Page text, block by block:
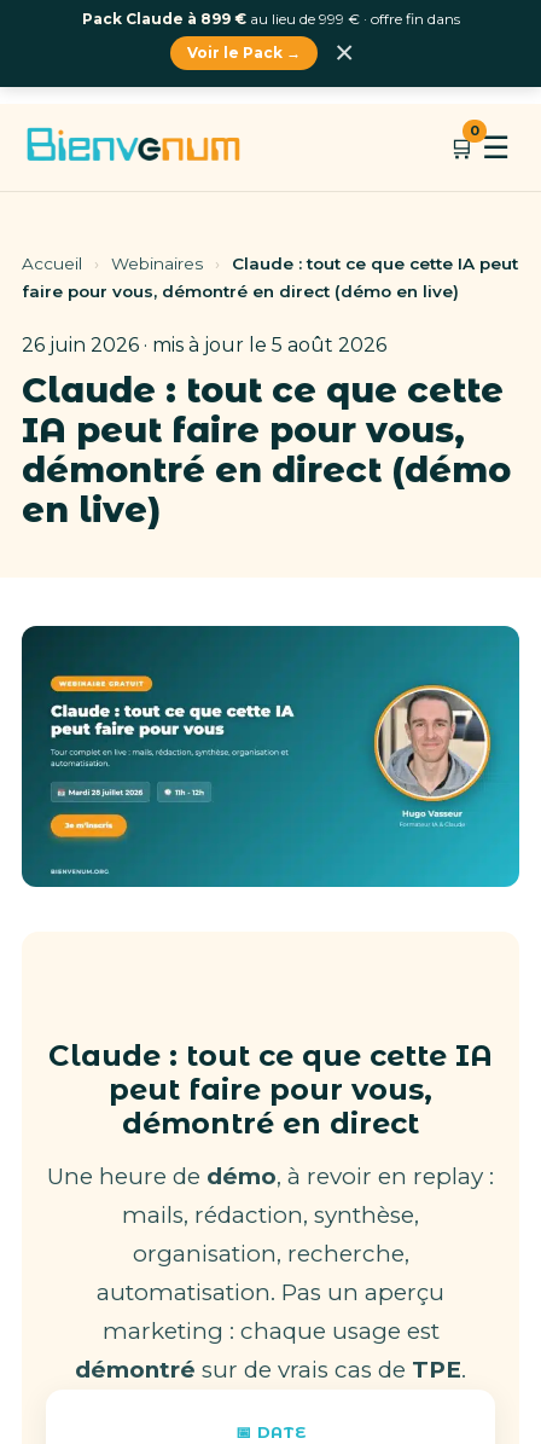
🛒
0
☰
Accueil › Webinaires ›
Claude : tout ce que cette IA peut
faire pour vous, démontré en direct (démo en live)
26 juin 2026 · mis à jour le 5 août 2026
Claude : tout ce que cette
IA peut faire pour vous,
démontré en direct (démo
en live)
Claude : tout ce que cette IA
peut faire pour vous,
démontré en direct
Une heure de démo, à revoir en replay :
mails, rédaction, synthèse,
organisation, recherche,
automatisation. Pas un aperçu
marketing : chaque usage est
démontré sur de vrais cas de TPE.
📅 DATE
Pack Claude à 899 €au lieu de 999 € · offre fin dans
Voir le Pack →
×